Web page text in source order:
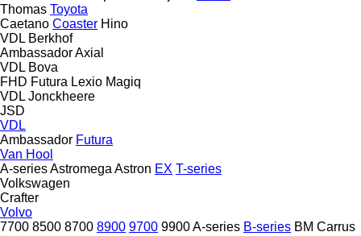
Thomas Toyota
Caetano Coaster Hino
VDL Berkhof
AmbassadorAxial
VDL Bova
FHD Futura Lexio Magiq
VDL Jonckheere
JSD
VDL
Ambassador Futura
Van Hool
A-seriesAstromega Astron EX T-series
Volkswagen
Crafter
Volvo
7700 8500 8700 8900 9700 9900A-series B-series BM Carrus